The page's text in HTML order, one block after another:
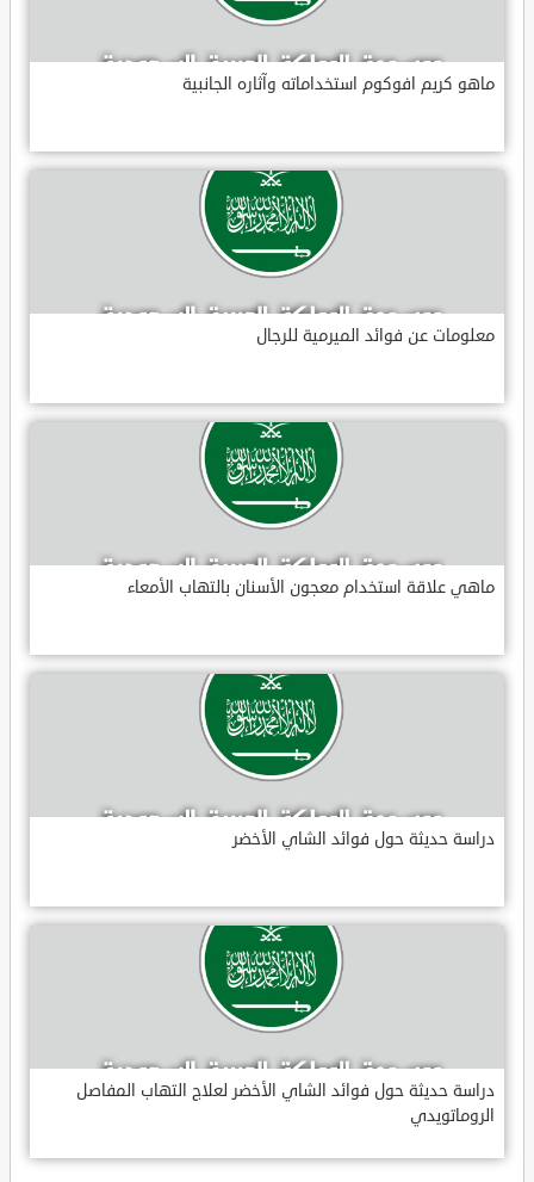
ماهو كريم افوكوم استخداماته وآثاره الجانبية
معلومات عن فوائد الميرمية للرجال
ماهي علاقة استخدام معجون الأسنان بالتهاب الأمعاء
دراسة حديثة حول فوائد الشاي الأخضر
دراسة حديثة حول فوائد الشاي الأخضر لعلاج التهاب المفاصل
الروماتويدي